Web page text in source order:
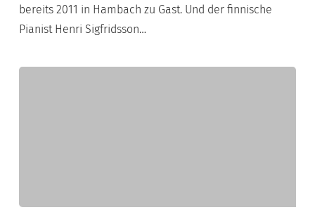
bereits 2011 in Hambach zu Gast. Und der finnische
Pianist Henri Sigfridsson…